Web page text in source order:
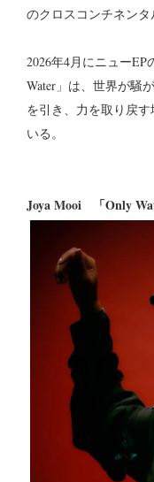
のクロスコンチネンタ
2026年4月にニュー
Water」は、世界が騒
を引き、力を取り戻
いる。
Joya Mooi 「Only